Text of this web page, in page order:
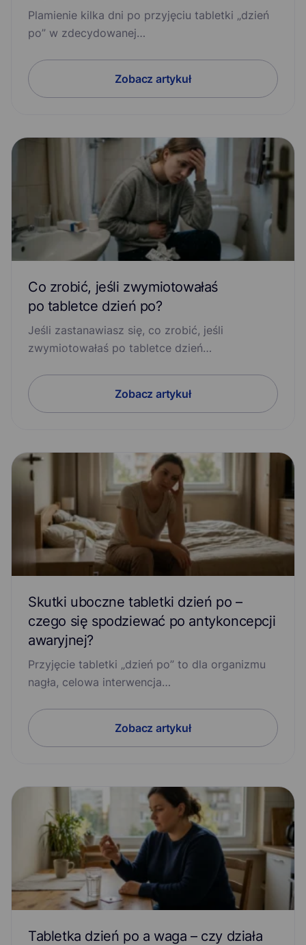
Plamienie kilka dni po przyjęciu tabletki „dzień
po” w zdecydowanej…
Zobacz artykuł
Co zrobić, jeśli zwymiotowałaś
po tabletce dzień po?
Jeśli zastanawiasz się, co zrobić, jeśli
zwymiotowałaś po tabletce dzień…
Zobacz artykuł
Skutki uboczne tabletki dzień po –
czego się spodziewać po antykoncepcji
awaryjnej?
Przyjęcie tabletki „dzień po” to dla organizmu
nagła, celowa interwencja…
Zobacz artykuł
Tabletka dzień po a waga – czy działa